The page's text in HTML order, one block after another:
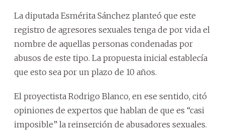
La diputada Esmérita Sánchez planteó que este
registro de agresores sexuales tenga de por vida el
nombre de aquellas personas condenadas por
abusos de este tipo. La propuesta inicial establecía
que esto sea por un plazo de 10 años.
El proyectista Rodrigo Blanco, en ese sentido, citó
opiniones de expertos que hablan de que es “casi
imposible” la reinserción de abusadores sexuales.